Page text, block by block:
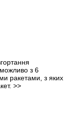
можливо з 6
ракетами, з яких
>>